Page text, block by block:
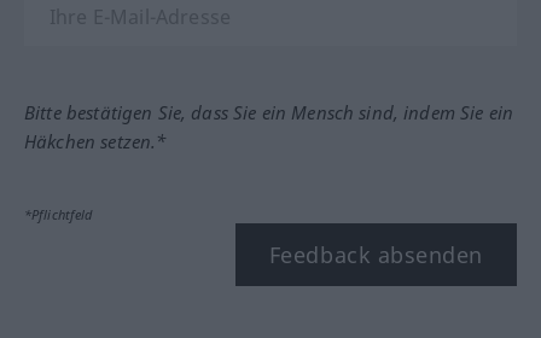
Bitte bestätigen Sie, dass Sie ein Mensch sind, indem Sie ein
Häkchen setzen.*
*Pflichtfeld
Feedback absenden